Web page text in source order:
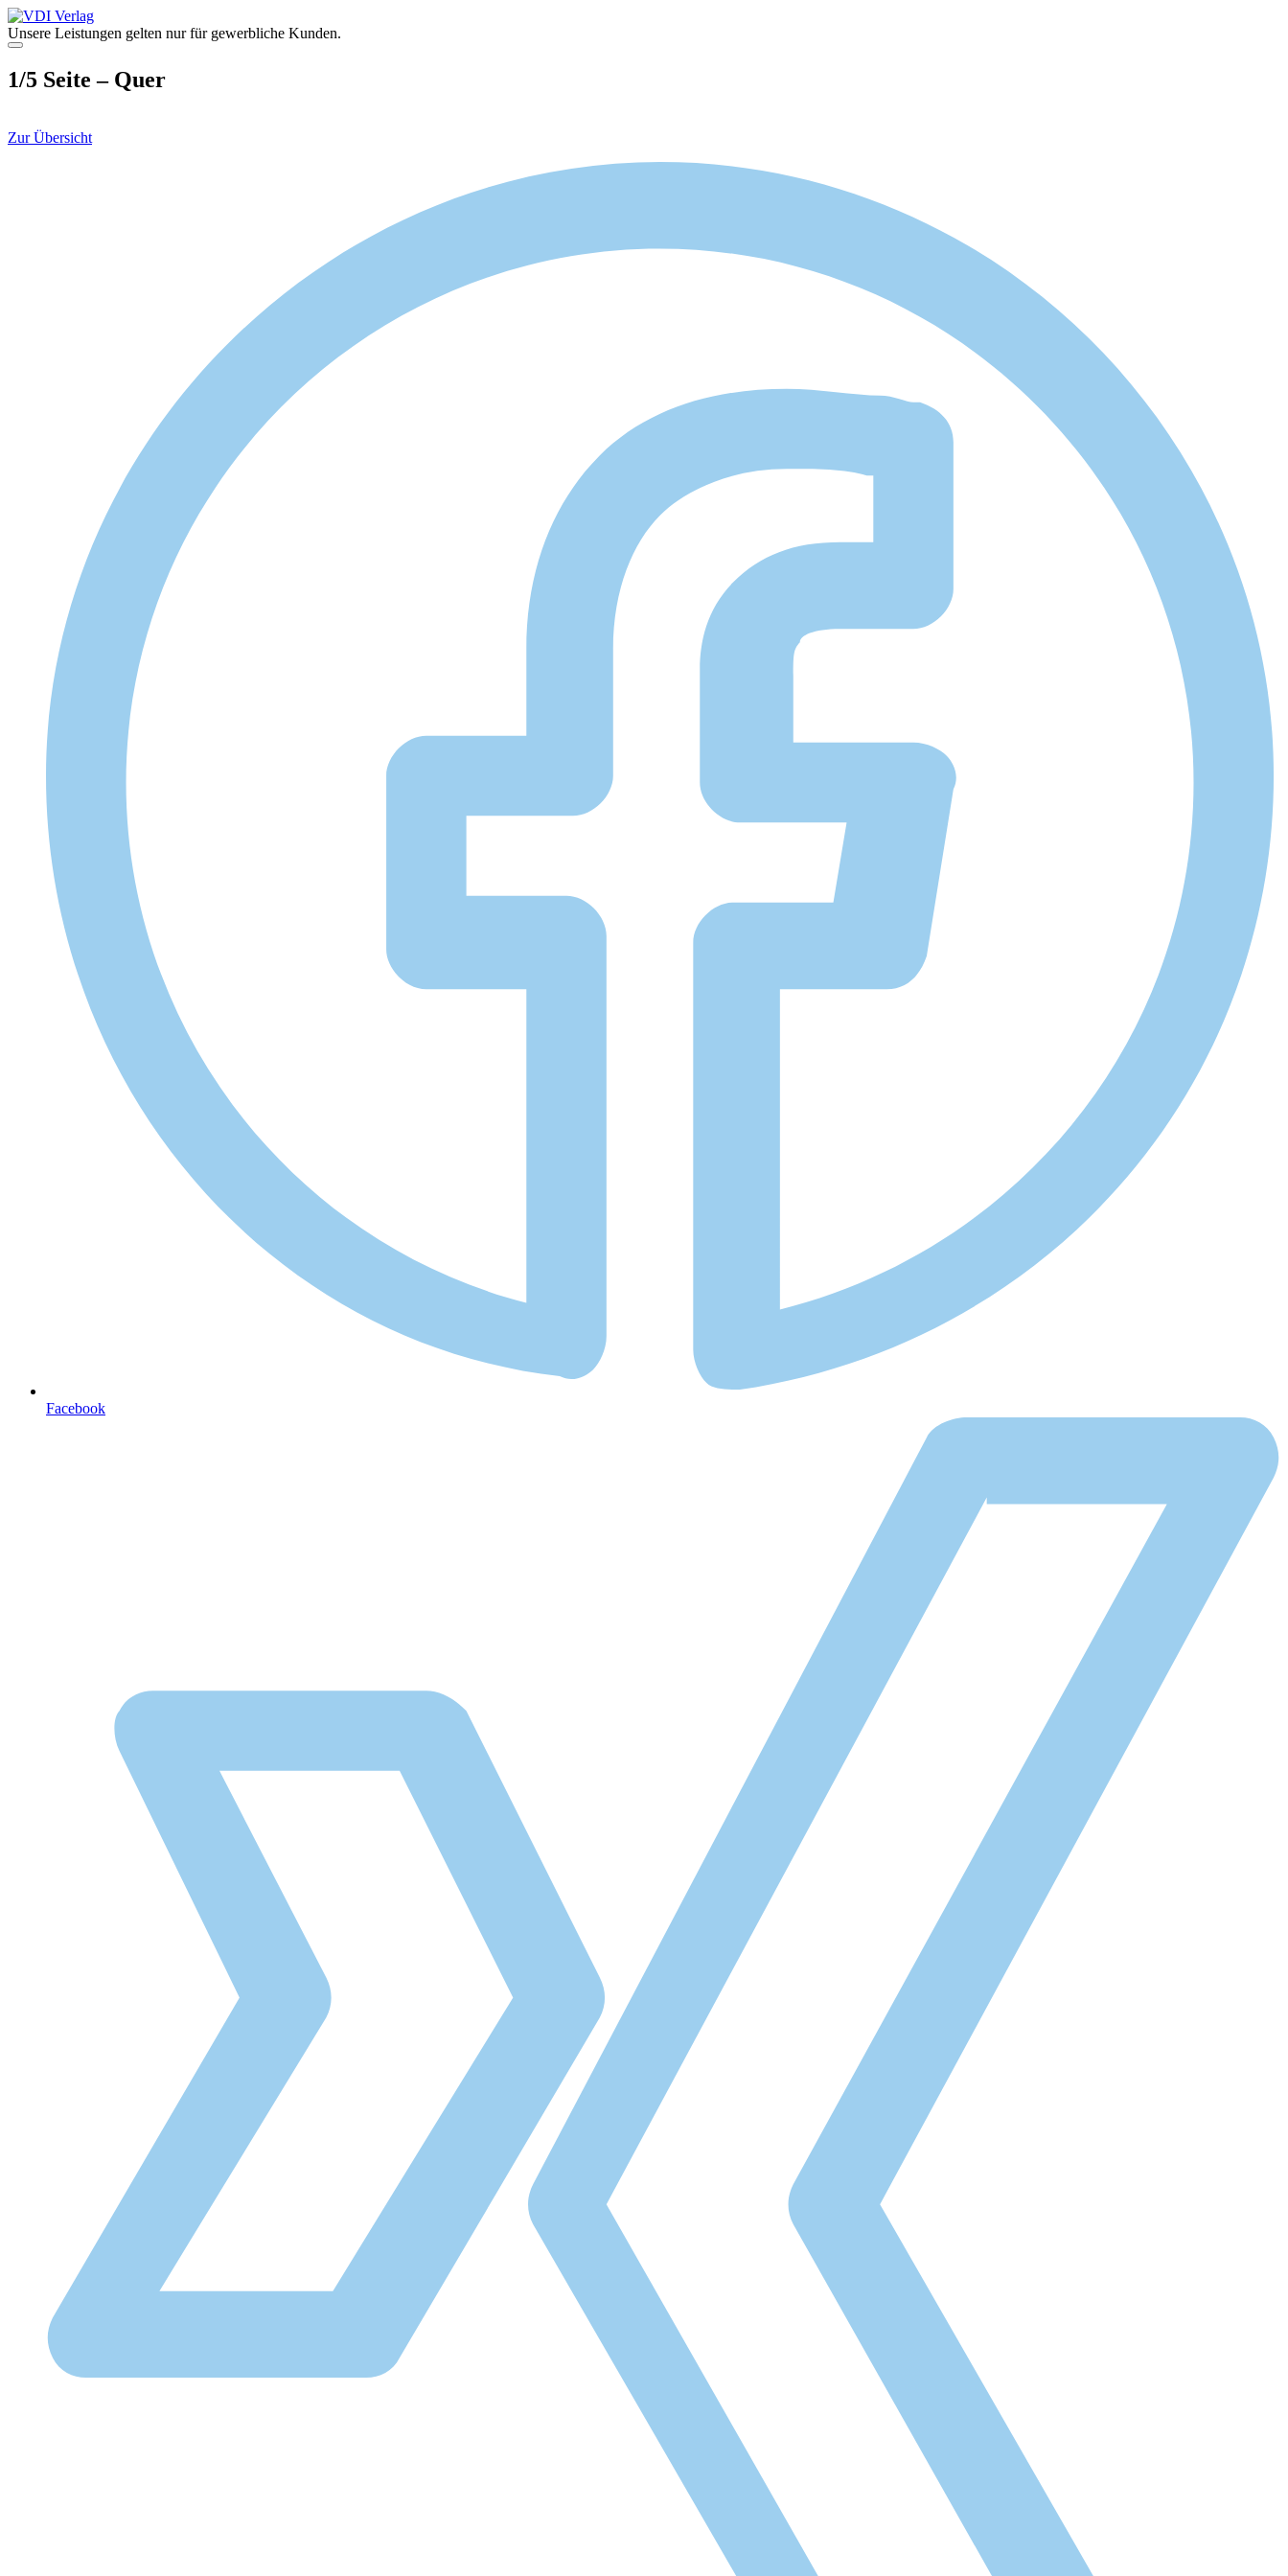
Zum
Inhalt
springen
Unsere Leistungen gelten nur für gewerbliche Kunden.
Menü
1/5 Seite – Quer
Zur Übersicht
Facebook